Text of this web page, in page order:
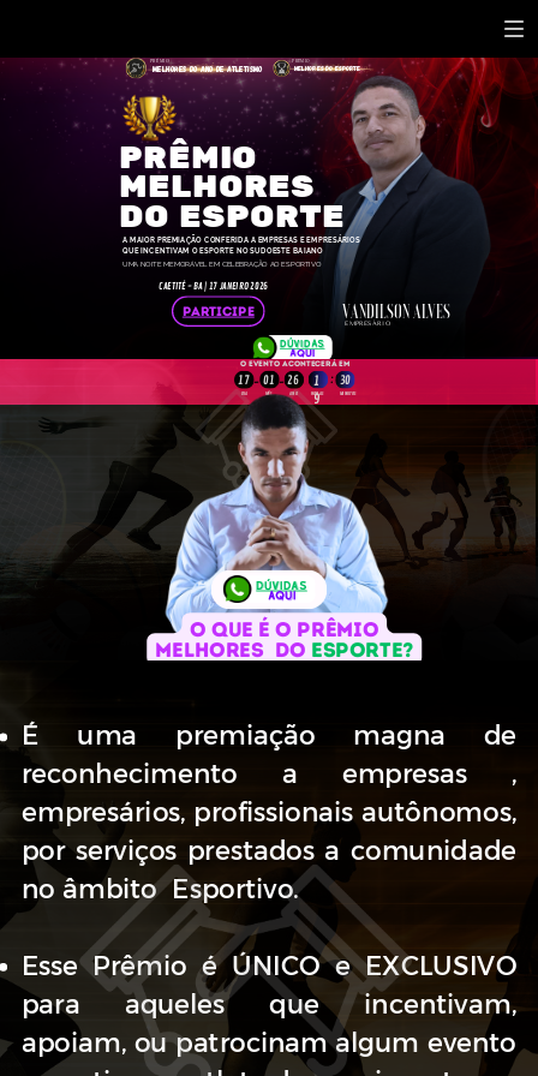
PRÊMIO
MELHORES DO ESPORTE
PARTICIPE
DÚVIDAS
AQUI
PRÊMIO
MELHORES DO ANO DE ATLETISMO
CAETITÉ - BA | 17 JANEIRO 2026
A MAIOR PREMIAÇÃO CONFERIDA A EMPRESAS E EMPRESÁRIOS
QUE INCENTIVAM O ESPORTE NO SUDOESTE BAIANO
PRÊMIO
MELHORES
DO ESPORTE
UMA NOITE MEMORÁVEL EM CELEBRAÇÃO AO ESPORTIVO
VANDILSON ALVES
EMPRESÁRIO
O EVENTO acontecerá em
17 01 26 1
9
: 30
- -
DIA MÊS ANO HORAS MINUTOS
O QUE É O PRÊMIO
melhores DO ESporte?
DÚVIDAS
AQUI
É uma premiação magna de
reconhecimento a empresas ,
empresários, profissionais autônomos,
por serviços prestados a comunidade
no âmbito Esportivo.
Esse Prêmio é ÚNICO e EXCLUSIVO
para aqueles que incentivam,
apoiam, ou patrocinam algum evento